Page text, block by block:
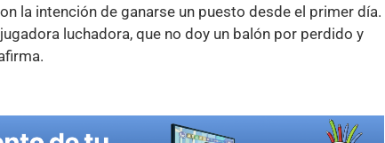
la intención de ganarse un puesto desde el primer día.
luchadora, que no doy un balón por perdido y